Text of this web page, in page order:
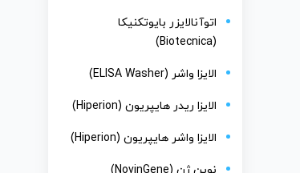
اتوآنالایزر بایوتکنیکا
(Biotecnica)
الایزا واشر (ELISA Washer)
الایزا ریدر هایپریون (Hiperion)
الایزا واشر هایپریون (Hiperion)